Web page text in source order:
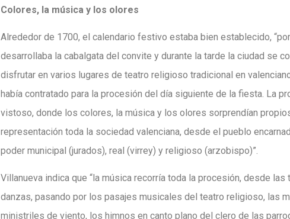
Colores, la música y los olores
Alrededor de 1700, el calendario festivo estaba bien establecido,
desarrollaba la cabalgata del convite y durante la tarde la ciudad se
disfrutar en varios lugares de teatro religioso tradicional en
había contratado para la procesión del día siguiente de la fiesta. La
vistoso, donde los colores, la música y los olores sorprendían
representación toda la sociedad valenciana, desde el pueblo
poder municipal (jurados), real (virrey) y religioso (arzobispo)”.
Villanueva indica que “la música recorría toda la procesión, desde
danzas, pasando por los pasajes musicales del teatro religioso, las
ministriles de viento, los himnos en canto plano del clero de las